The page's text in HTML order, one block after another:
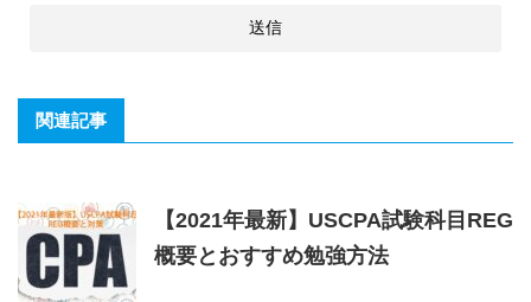
関連記事
【2021年最新】USCPA試験科目REG
概要とおすすめ勉強方法